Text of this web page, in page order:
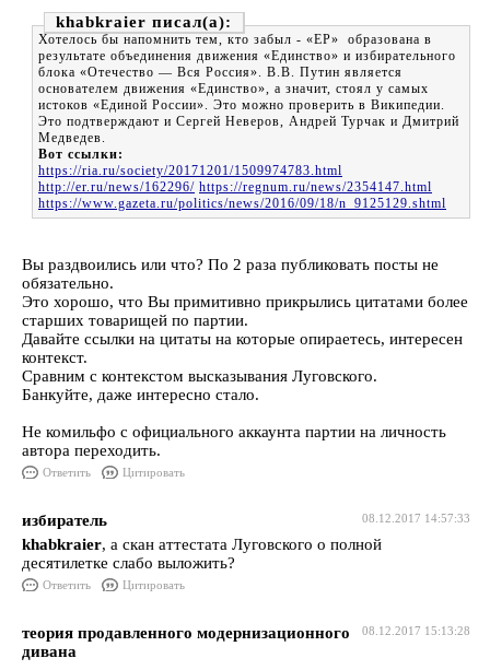
khabkraier
Хотелось бы напомнить тем, кто забыл - «ЕР» образована в
результате объединения движения «Единство» и избирательного
блока «Отечество — Вся Россия». В.В. Путин является
основателем движения «Единство», а значит, стоял у самых
истоков «Единой России». Это можно проверить в Википедии.
Это подтверждают и Сергей Неверов, Андрей Турчак и Дмитрий
Медведев.
Вот ссылки:
https://ria.ru/society/20171201/1509974783.html
http://er.ru/news/162296/ https://regnum.ru/news/2354147.html
https://www.gazeta.ru/politics/news/2016/09/18/n_9125129.shtml
Вы раздвоились или что? По 2 раза публиковать посты не
обязательно.
Это хорошо, что Вы примитивно прикрылись цитатами более
старших товарищей по партии.
Давайте ссылки на цитаты на которые опираетесь, интересен
контекст.
Сравним с контекстом высказывания Луговского.
Банкуйте, даже интересно стало.
Не комильфо с официального аккаунта партии на личность
автора переходить.
Ответить Цитировать
08.12.2017 14:57:33
избиратель
khabkraier, а скан аттестата Луговского о полной
десятилетке слабо выложить?
Ответить Цитировать
08.12.2017 15:13:28
теория продавленного модернизационного
дивана